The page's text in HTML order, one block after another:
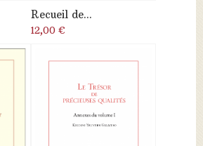
Recueil de...
12,00 €